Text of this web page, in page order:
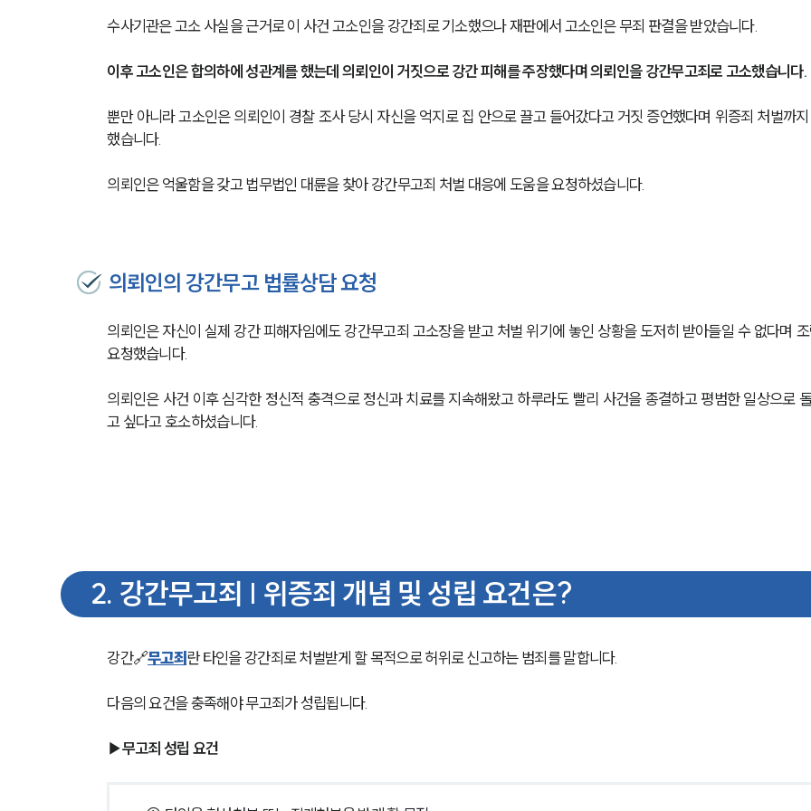
수사기관은 고소 사실을 근거로 이 사건 고소인을 강간죄로 기소했으나 재판에서 고소인은 무죄 판결을 받았습니다.
이후 고소인은 합의하에 성관계를 했는데 의뢰인이 거짓으로 강간 피해를 주장했다며 의뢰인을 강간무고죄로 고소했습니다.
뿐만 아니라 고소인은 의뢰인이 경찰 조사 당시 자신을 억지로 집 안으로 끌고 들어갔다고 거짓 증언했다며 위증죄 처벌까
했습니다.
의뢰인은 억울함을 갖고 법무법인 대륜을 찾아 강간무고죄 처벌 대응에 도움을 요청하셨습니다.
의뢰인의 강간무고 법률상담 요청
의뢰인은 자신이 실제 강간 피해자임에도 강간무고죄 고소장을 받고 처벌 위기에 놓인 상황을 도저히 받아들일 수 없다며
요청했습니다.
의뢰인은 사건 이후 심각한 정신적 충격으로 정신과 치료를 지속해왔고 하루라도 빨리 사건을 종결하고 평범한 일상으로
고 싶다고 호소하셨습니다.
2. 강간무고죄 | 위증죄 개념 및 성립 요건은?
강간🔗무고죄란 타인을 강간죄로 처벌받게 할 목적으로 허위로 신고하는 범죄를 말합니다.
다음의 요건을 충족해야 무고죄가 성립됩니다.
▶무고죄 성립 요건